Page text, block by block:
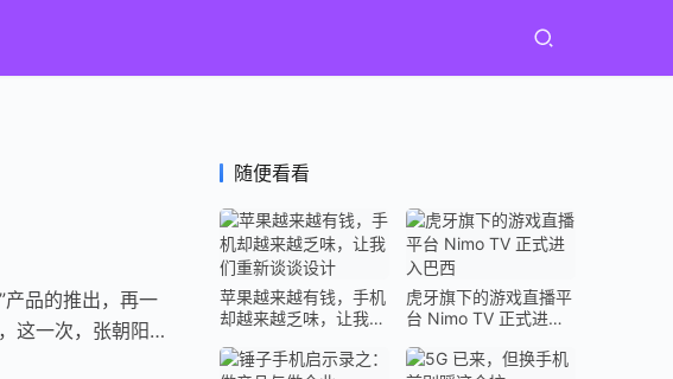
产品的推出，再一
这一次，张朝阳竖
随便看看
苹果越来越有钱，手机
却越来越乏味，让我们
虎牙旗下的游戏直播平
台 Nimo TV 正式进入